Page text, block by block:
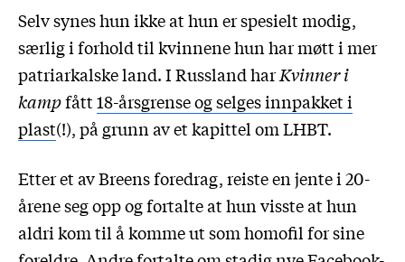
Selv synes hun ikke at hun er spesielt modig,
særlig i forhold til kvinnene hun har møtt i mer
patriarkalske land. I Russland harKvinner i
kampfått18-årsgrense og selges innpakket i
plast(!), på grunn av et kapittel om LHBT.
Etter et av Breens foredrag, reiste en jente i 20-
årene seg opp og fortalte at hun visste at hun
aldri kom til å komme ut som homofil for sine